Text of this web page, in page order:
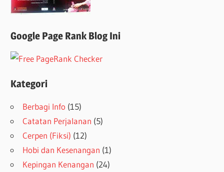
Google Page Rank Blog Ini
Kategori
Berbagi Info (15)
Catatan Perjalanan (5)
Cerpen (Fiksi) (12)
Hobi dan Kesenangan (1)
Kepingan Kenangan (24)